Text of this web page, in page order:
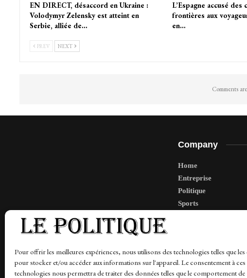
Pour offrir les meilleures expériences, nous utilisons des technologies telles que les
pour stocker et/ou accéder aux informations sur l'appareil. Le consentement à ces
technologies nous permettra de traiter des données telles que le comportement de
EN DIRECT, désaccord en Ukraine :
Volodymyr Zelensky est atteint en
Serbie, alliée de…
L’Espagne accusé des
frontières aux
en…
PREV NEXT
Comments
Company
Home
Entreprise
Politique
Sports